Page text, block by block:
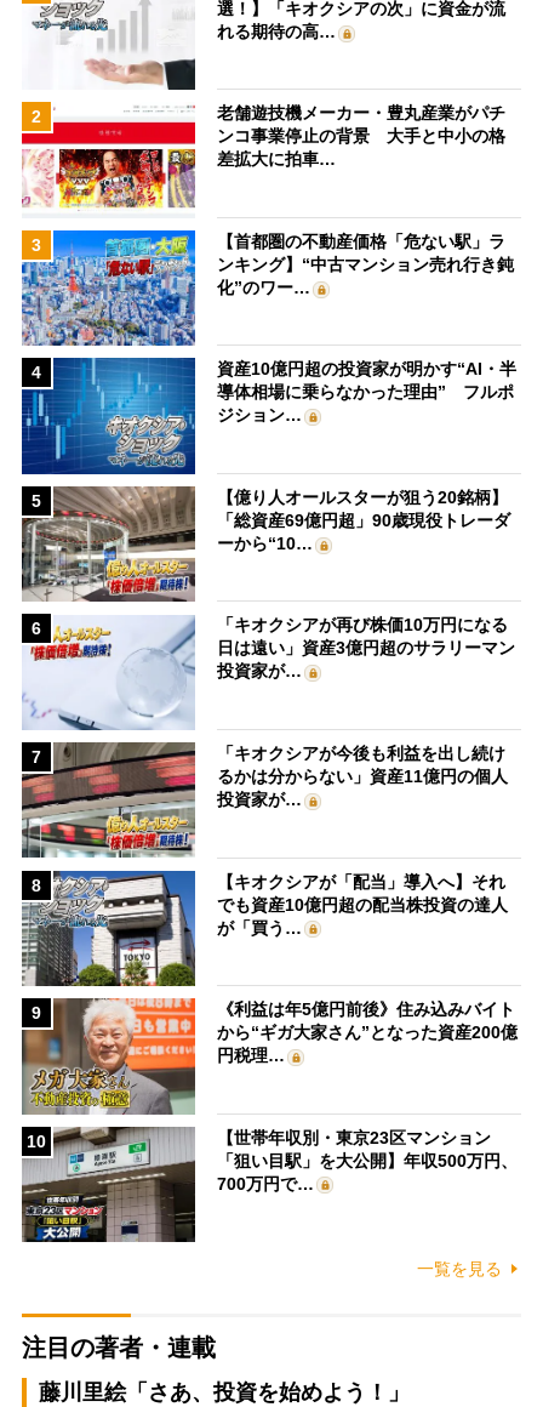
選！】「キオクシアの次」に資金が流
れる期待の高…
2
老舗遊技機メーカー・豊丸産業がパチ
ンコ事業停止の背景 大手と中小の格
差拡大に拍車…
3
【首都圏の不動産価格「危ない駅」ラ
ンキング】“中古マンション売れ行き鈍
化”のワー…
4
資産10億円超の投資家が明かす“AI・半
導体相場に乗らなかった理由” フルポ
ジション…
5
【億り人オールスターが狙う20銘柄】
「総資産69億円超」90歳現役トレーダ
ーから“10…
6
「キオクシアが再び株価10万円になる
日は遠い」資産3億円超のサラリーマン
投資家が…
7
「キオクシアが今後も利益を出し続け
るかは分からない」資産11億円の個人
投資家が…
8
【キオクシアが「配当」導入へ】それ
でも資産10億円超の配当株投資の達人
が「買う…
9
《利益は年5億円前後》住み込みバイト
から“ギガ大家さん”となった資産200億
円税理…
10
【世帯年収別・東京23区マンション
「狙い目駅」を大公開】年収500万円、
700万円で…
一覧を見る
注目の著者・連載
藤川里絵「さあ、投資を始めよう！」